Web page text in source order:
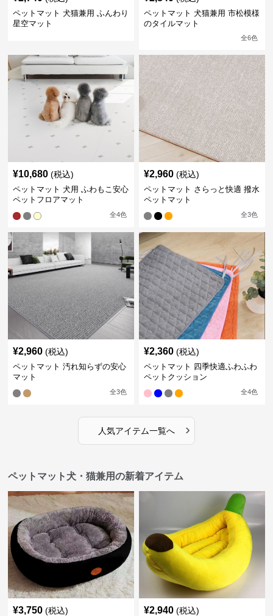
ペットマット 犬猫兼用 ふんわり
星空マット
ペットマット 犬猫兼用 市松模様
のタイルマット
全6色
¥10,680 (税込)
ペットマット 犬用 ふわもこ安心
ペットフロアマット
全4色
¥2,960 (税込)
ペットマット さらっと快適 撥水
ペットマット
全3色
¥2,960 (税込)
ペットマット 汚れ知らずの安心
マット
全3色
¥2,360 (税込)
ペットマット 四季快適ふわふわ
ペットクッション
全4色
人気アイテム一覧へ ›
ペットマット犬・猫兼用の新着アイテム
¥3,750 (税込) ¥2,940 (税込)